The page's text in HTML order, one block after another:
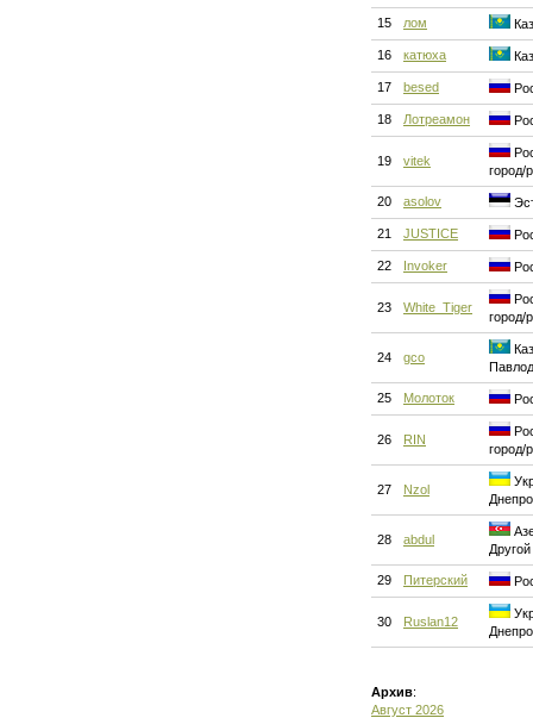
15 лом
16 катюха
17 besed
18 Лотреамон
19 vitek
город/
20 asolov
21 JUSTICE
22 Invoker
23 White_Tiger
город/
24 gco
25 Молоток
26 RIN
город/
27 Nzol
28 abdul
29 Питерский
30 Ruslan12
Архив:
Август 2026